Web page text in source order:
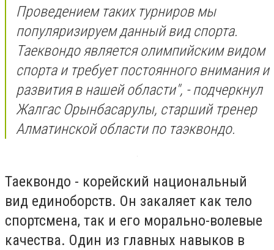
Проведением таких турниров мы
популяризируем данный вид спорта.
Таеквондо является олимпийским видом
спорта и требует постоянного внимания и
развития в нашей области", - подчеркнул
Жалгас Орынбасарулы, старший тренер
Алматинской области по таэквондо.
Таеквондо - корейский национальный
вид единоборств. Он закаляет как тело
спортсмена, так и его морально-волевые
качества. Один из главных навыков в